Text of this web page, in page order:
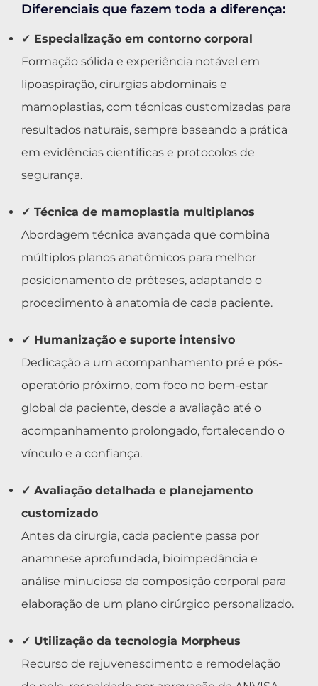
Diferenciais que fazem toda a diferença:
✓ Especialização em contorno corporal
Formação sólida e experiência notável em
lipoaspiração, cirurgias abdominais e
mamoplastias, com técnicas customizadas para
resultados naturais, sempre baseando a prática
em evidências científicas e protocolos de
segurança.
✓ Técnica de mamoplastia multiplanos
Abordagem técnica avançada que combina
múltiplos planos anatômicos para melhor
posicionamento de próteses, adaptando o
procedimento à anatomia de cada paciente.
✓ Humanização e suporte intensivo
Dedicação a um acompanhamento pré e pós-
operatório próximo, com foco no bem-estar
global da paciente, desde a avaliação até o
acompanhamento prolongado, fortalecendo o
vínculo e a confiança.
✓ Avaliação detalhada e planejamento
customizado
Antes da cirurgia, cada paciente passa por
anamnese aprofundada, bioimpedância e
análise minuciosa da composição corporal para
elaboração de um plano cirúrgico personalizado.
✓ Utilização da tecnologia Morpheus
Recurso de rejuvenescimento e remodelação